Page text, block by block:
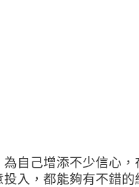
自己增添不少信心，
入，都能夠有不錯